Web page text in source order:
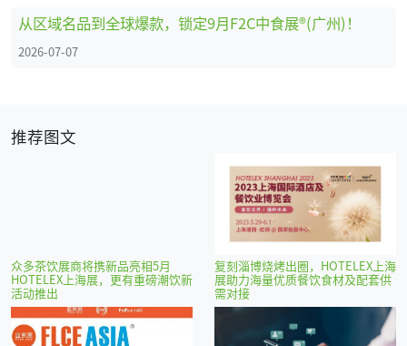
从区域名品到全球爆款，锁定9月F2C中食展®(广州)！
2026-07-07
推荐图文
众多茶饮展商将携新品亮相5月
HOTELEX上海展，更有重磅潮饮新
活动推出
复刻淄博烧烤出圈，HOTELEX上海
展助力海量优质餐饮食材及配套供
需对接